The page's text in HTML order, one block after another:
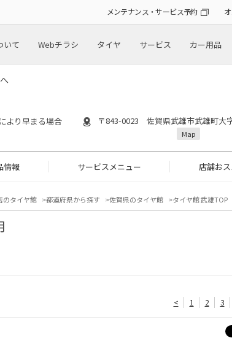
メンテナンス・サービス予約
いて Webチラシ タイヤ サービス カー用品
より早まる場合
〒843-0023 佐賀県武雄市武雄町大
Map
情報 サービスメニュー 店舗お
のタイヤ館 都道府県から探す 佐賀県のタイヤ館 タイヤ館 武雄TOP
< 1 2 3